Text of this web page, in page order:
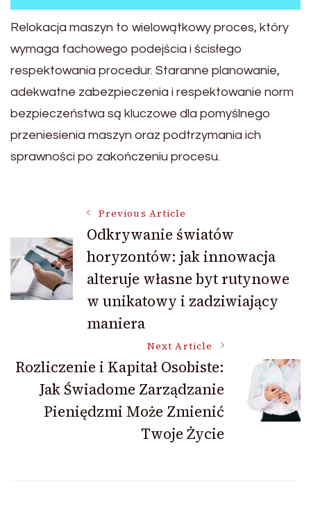
Relokacja maszyn to wielowątkowy proces, który
wymaga fachowego podejścia i ścisłego
respektowania procedur. Staranne planowanie,
adekwatne zabezpieczenia i respektowanie norm
bezpieczeństwa są kluczowe dla pomyślnego
przeniesienia maszyn oraz podtrzymania ich
sprawności po zakończeniu procesu.
Navigation
Previous Article
Odkrywanie światów
horyzontów: jak innowacja
alteruje własne byt rutynowe
w unikatowy i zadziwiający
maniera
Next Article
Rozliczenie i Kapitał Osobiste:
Jak Świadome Zarządzanie
Pieniędzmi Może Zmienić
Twoje Życie